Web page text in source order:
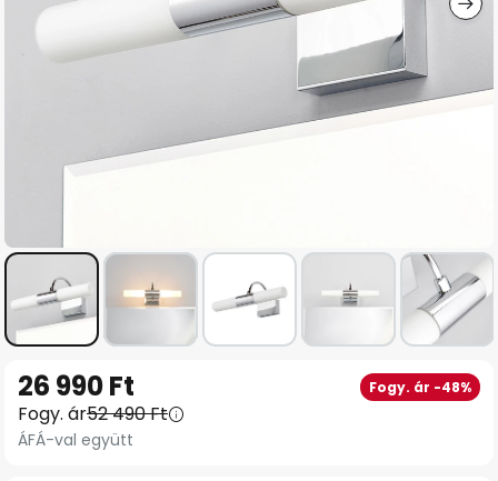
képgaléria
elejére
26 990 Ft Fogy. ár -48%
Fogy. ár52 490 Ft
ÁFÁ-val együtt